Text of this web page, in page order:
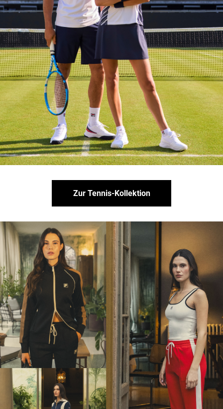
Zur Tennis-Kollektion